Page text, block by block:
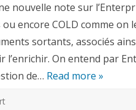
?
:
l’Enterprise
Report
Management
–
COLD
nouvelle note sur
encore COLD comme on
sortants, associés
On entend par
de… Read more »